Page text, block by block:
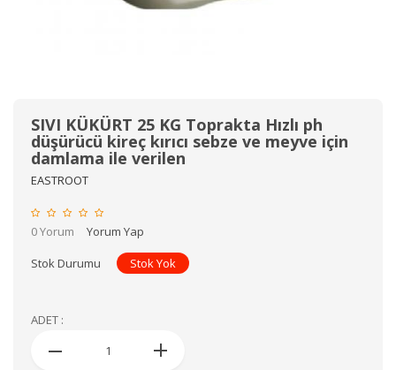
SIVI KÜKÜRT 25 KG Toprakta Hızlı ph
düşürücü kireç kırıcı sebze ve meyve için
damlama ile verilen
EASTROOT
0 Yorum
Yorum Yap
Stok Durumu
Stok Yok
ADET :